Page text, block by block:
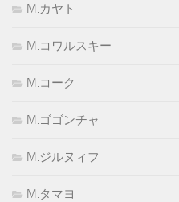
M.カヤト
M.コワルスキー
M.コーク
M.ゴゴンチャ
M.ジルヌィフ
M.タマヨ